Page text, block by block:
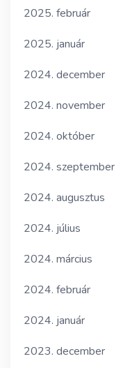
2025. február
2025. január
2024. december
2024. november
2024. október
2024. szeptember
2024. augusztus
2024. július
2024. március
2024. február
2024. január
2023. december